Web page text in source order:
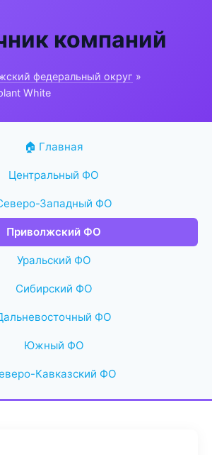
компаний
федеральный округ »
White
🏠 Главная
Центральный ФО
Западный ФО
Приволжский ФО
Уральский ФО
Сибирский ФО
ФО
Южный ФО
Кавказский ФО